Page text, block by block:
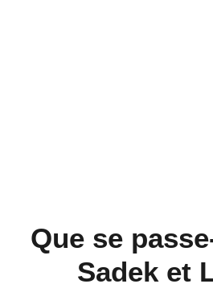
Que se
Sadek et